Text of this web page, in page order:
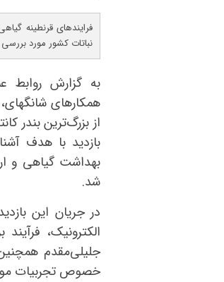
فرایندهای قرنطینه
نباتات کشور مورد
به گزارش روابط
همکارهای
از بزرگ‌ترین بندر
بازدید با هدف
بهداشت گیاهی و
شد.
در جریان این
الکترونیک،
جلیلی‌مقدم
خصوص تجربیات